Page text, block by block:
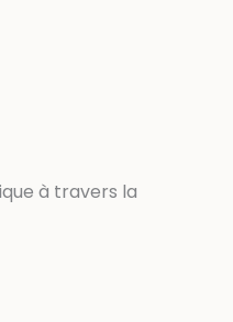
à travers la